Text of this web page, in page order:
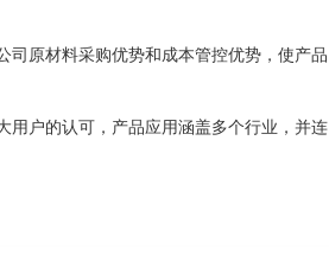
司原材料采购优势和成本管控优势，使产品
用户的认可，产品应用涵盖多个行业，并连